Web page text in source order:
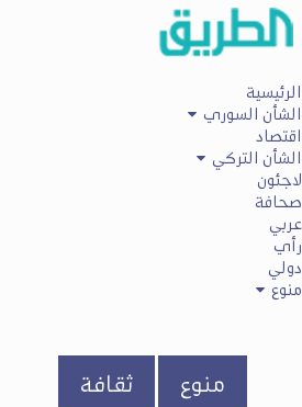
الرئيسية
الشأن السوري
اقتصاد
الشأن التركي
لاجئون
صحافة
عربي
رأي
دولي
منوع
منوع ثقافة